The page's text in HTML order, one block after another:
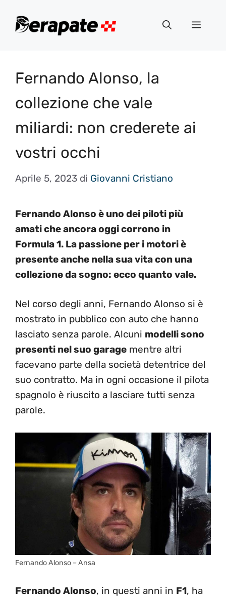
Menu
Fernando Alonso, la
collezione che vale
miliardi: non crederete ai
vostri occhi
Aprile 5, 2023 di Giovanni Cristiano
Fernando Alonso è uno dei piloti più
amati che ancora oggi corrono in
Formula 1. La passione per i motori è
presente anche nella sua vita con una
collezione da sogno: ecco quanto vale.
Nel corso degli anni, Fernando Alonso si è
mostrato in pubblico con auto che hanno
lasciato senza parole. Alcuni modelli sono
presenti nel suo garage mentre altri
facevano parte della società detentrice del
suo contratto. Ma in ogni occasione il pilota
spagnolo è riuscito a lasciare tutti senza
parole.
Fernando Alonso – Ansa
Fernando Alonso, in questi anni in F1, ha